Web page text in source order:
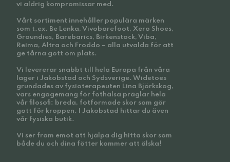
vi aldrig kompromissar med.
Vårt sortiment innehåller populära märken
som t.ex. Be Lenka, Vivobarefoot, Xero Shoes,
Groundies, Barebarics, Birkenstock, Viba,
Reima, Altra och Froddo – alla utvalda för att
ge tårna gott om plats.
Vi levererar snabbt till hela Europa från våra
lager i Jakobstad och Sydsverige. Widetoes
grundades av fysioterapeuten Lina Björkskog,
vars engagemang för fothälsa präglar hela
vår filosofi: breda, fotformade skor som gör
gott för kroppen. I Jakobstad hittar du även
vår fysiska butik.
Vi ser fram emot att hjälpa dig hitta skor som
både du och dina fötter kommer att älska!